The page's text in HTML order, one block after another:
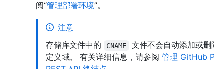
阅“管理部署环境”。
注意
存储库文件中的
CNAME
文件不会自动添加或
定义域。 有关详细信息，请参阅 管理 GitHub